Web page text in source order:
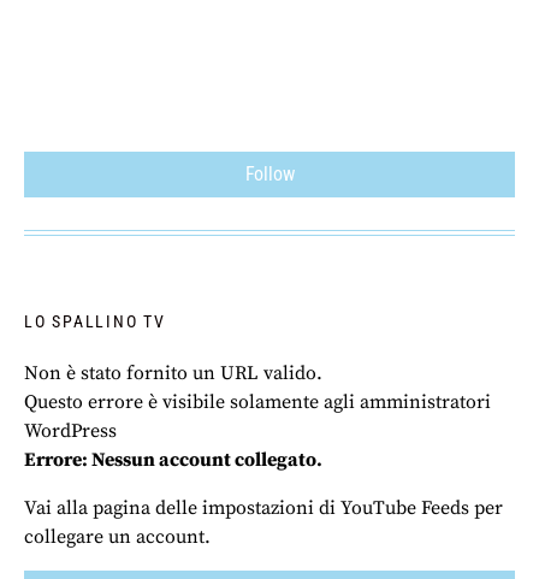
Follow
LO SPALLINO TV
Non è stato fornito un URL valido.
Questo errore è visibile solamente agli amministratori
WordPress
Errore: Nessun account collegato.
Vai alla pagina delle impostazioni di YouTube Feeds per
collegare un account.